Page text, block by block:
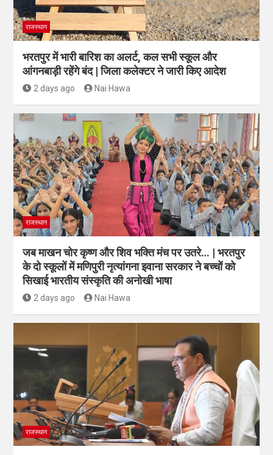
राजस्थान
भरतपुर में भारी बारिश का अलर्ट, कल सभी स्कूल और
आंगनबाड़ी रहेंगे बंद | जिला कलेक्टर ने जारी किए आदेश
2 days ago Nai Hawa
राजस्थान
जब माखन चोर कृष्ण और शिव भक्ति मंच पर उतरे… | भरतपुर
के दो स्कूलों में मणिपुरी नृत्यांगना इवाना सरकार ने बच्चों को
सिखाई भारतीय संस्कृति की अनोखी भाषा
2 days ago Nai Hawa
राजस्थान